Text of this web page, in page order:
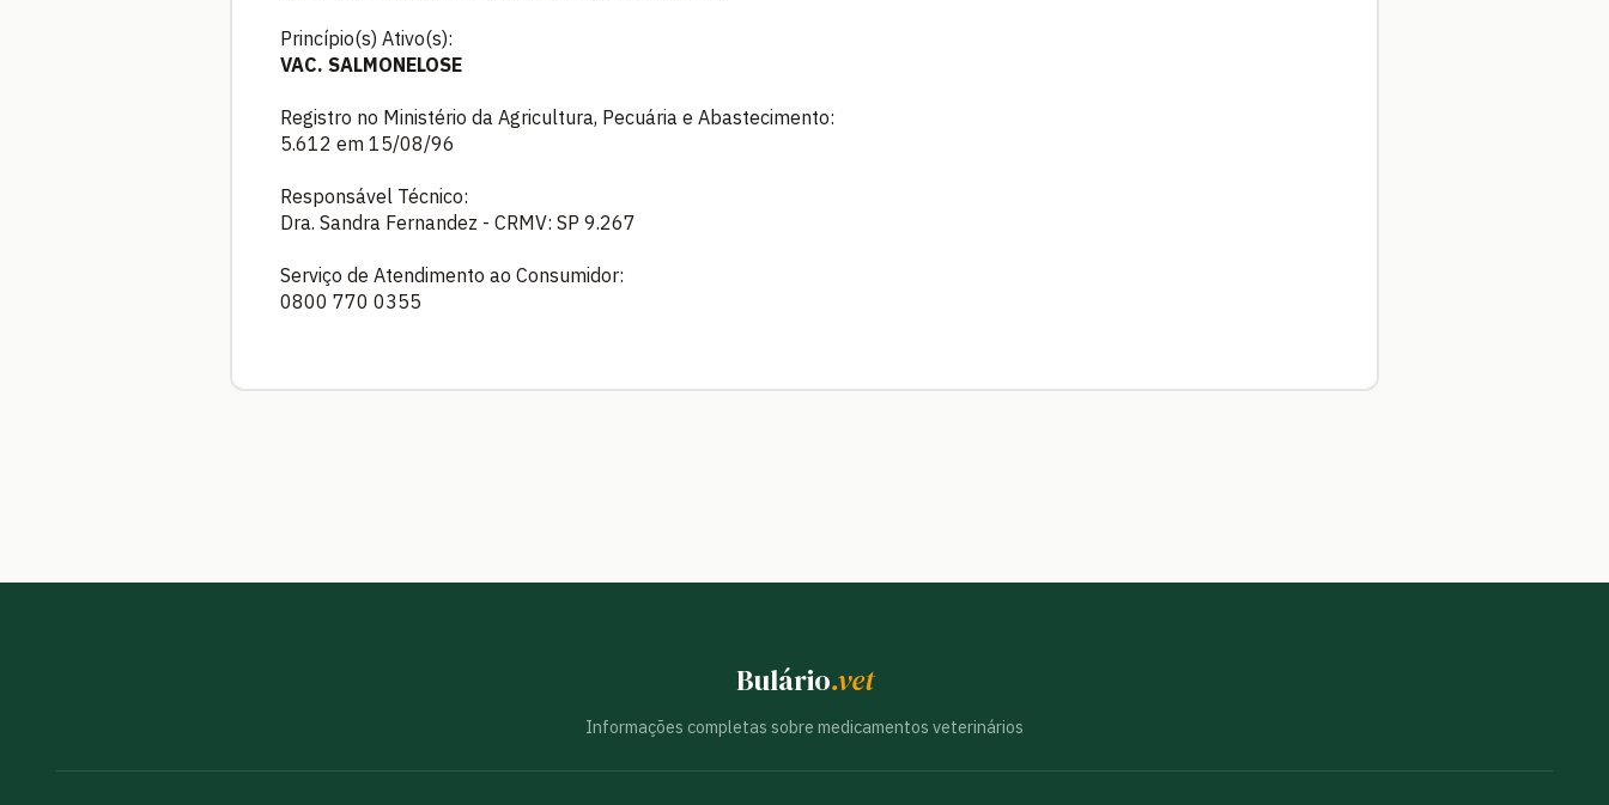
Princípio(s) Ativo(s):
VAC. SALMONELOSE
Registro no Ministério da Agricultura, Pecuária e Abastecimento:
5.612 em 15/08/96
Responsável Técnico:
Dra. Sandra Fernandez - CRMV: SP 9.267
Serviço de Atendimento ao Consumidor:
0800 770 0355
Bulário.vet
Informações completas sobre medicamentos veterinários